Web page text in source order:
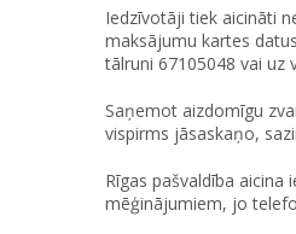
Iedzīvotāji tiek aicināti
maksājumu kartes
tālruni 67105048 vai uz
Saņemot aizdomīgu
vispirms jāsaskaņo,
Rīgas pašvaldība
mēģinājumiem, jo